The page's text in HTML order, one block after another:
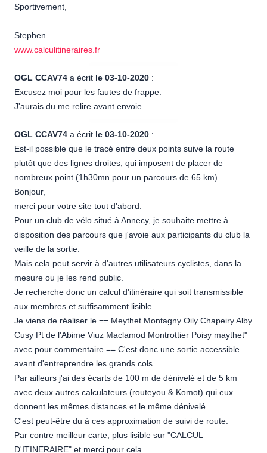
Sportivement,
Stephen
www.calculitineraires.fr
OGL CCAV74 a écrit le 03-10-2020 :
Excusez moi pour les fautes de frappe.
J'aurais du me relire avant envoie
OGL CCAV74 a écrit le 03-10-2020 :
Est-il possible que le tracé entre deux points suive la route
plutôt que des lignes droites, qui imposent de placer de
nombreux point (1h30mn pour un parcours de 65 km)
Bonjour,
merci pour votre site tout d'abord.
Pour un club de vélo situé à Annecy, je souhaite mettre à
disposition des parcours que j'avoie aux participants du club la
veille de la sortie.
Mais cela peut servir à d'autres utilisateurs cyclistes, dans la
mesure ou je les rend public.
Je recherche donc un calcul d'itinéraire qui soit transmissible
aux membres et suffisamment lisible.
Je viens de réaliser le == Meythet Montagny Oily Chapeiry Alby
Cusy Pt de l'Abime Viuz Maclamod Montrottier Poisy maythet"
avec pour commentaire == C'est donc une sortie accessible
avant d'entreprendre les grands cols
Par ailleurs j'ai des écarts de 100 m de dénivelé et de 5 km
avec deux autres calculateurs (routeyou & Komot) qui eux
donnent les mêmes distances et le même dénivelé.
C'est peut-être du à ces approximation de suivi de route.
Par contre meilleur carte, plus lisible sur "CALCUL
D'ITINERAIRE" et merci pour cela.